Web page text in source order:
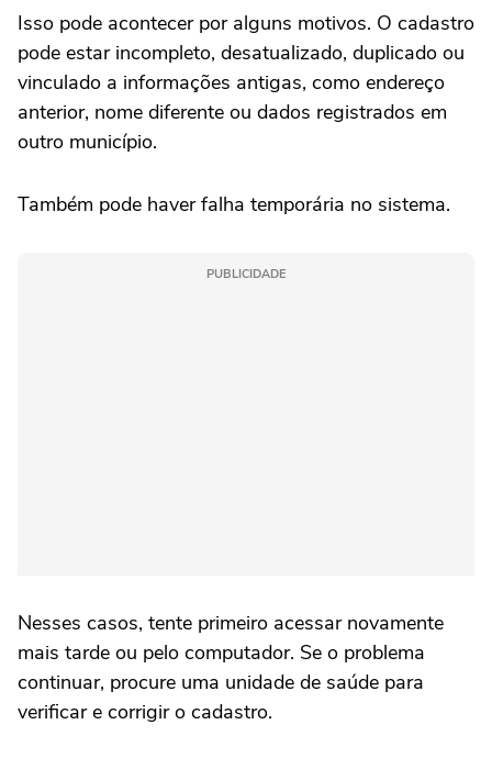
Isso pode acontecer por alguns motivos. O cadastro
pode estar incompleto, desatualizado, duplicado ou
vinculado a informações antigas, como endereço
anterior, nome diferente ou dados registrados em
outro município.
Também pode haver falha temporária no sistema.
PUBLICIDADE
Nesses casos, tente primeiro acessar novamente
mais tarde ou pelo computador. Se o problema
continuar, procure uma unidade de saúde para
verificar e corrigir o cadastro.